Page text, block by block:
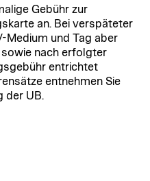
Gebühr zur
an. Bei verspäteter
Medium und Tag aber
nach erfolgter
entrichtet
entnehmen Sie
der UB.